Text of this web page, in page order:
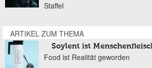
Staffel
ARTIKEL ZUM THEMA
Soylent ist
Food ist Realität geworden